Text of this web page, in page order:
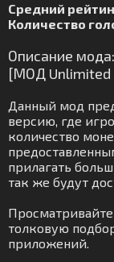
Средний
Количество
Описание
[МОД Unlimited
Данный мод
версию, где
количество
прилагать
так же будут
толковую
приложений.